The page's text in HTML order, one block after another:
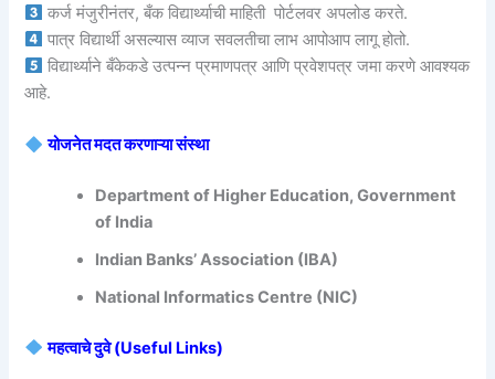
कर्ज मंजुरीनंतर, बँक विद्यार्थ्याची माहिती पोर्टलवर अपलोड करते.
पात्र विद्यार्थी असल्यास व्याज सवलतीचा लाभ आपोआप लागू होतो.
विद्यार्थ्याने बँकेकडे उत्पन्न प्रमाणपत्र आणि प्रवेशपत्र जमा करणे आवश्यक
आहे.
योजनेत मदत करणाऱ्या संस्था
Department of Higher Education, Government
of India
Indian Banks’ Association (IBA)
National Informatics Centre (NIC)
महत्वाचे दुवे (Useful Links)